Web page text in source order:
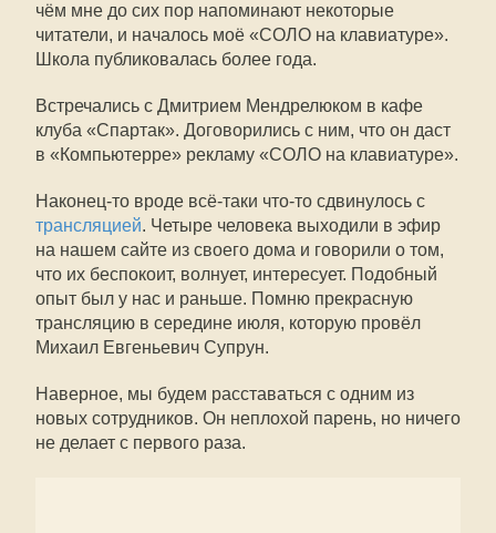
чём мне до сих пор напоминают некоторые
читатели, и началось моё «СОЛО на клавиатуре».
Школа публиковалась более года.
Встречались с Дмитрием Мендрелюком в кафе
клуба «Спартак». Договорились с ним, что он даст
в «Компьютерре» рекламу «СОЛО на клавиатуре».
Наконец-то вроде всё-таки что-то сдвинулось с
трансляцией. Четыре человека выходили в эфир
на нашем сайте из своего дома и говорили о том,
что их беспокоит, волнует, интересует. Подобный
опыт был у нас и раньше. Помню прекрасную
трансляцию в середине июля, которую провёл
Михаил Евгеньевич Супрун.
Наверное, мы будем расставаться с одним из
новых сотрудников. Он неплохой парень, но ничего
не делает с первого раза.